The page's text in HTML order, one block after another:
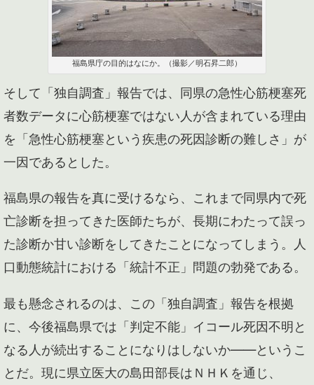
福島県庁の目的はなにか。（撮影／明石昇二郎）
そして「独自調査」報告では、同県の急性心筋梗塞死
者数データに心筋梗塞ではない人が含まれている理由
を「急性心筋梗塞という疾患の死因診断の難しさ」が
一因であるとした。
福島県の報告を真に受けるなら、これまで同県内で死
亡診断を担ってきた医師たちが、長期にわたって誤っ
た診断か甘い診断をしてきたことになってしまう。人
口動態統計における「統計不正」問題の勃発である。
最も懸念されるのは、この「独自調査」報告を根拠
に、今後福島県では「判定不能」イコール死因不明と
なる人が続出することになりはしないか――というこ
とだ。現に県立医大の島田部長はＮＨＫを通じ、